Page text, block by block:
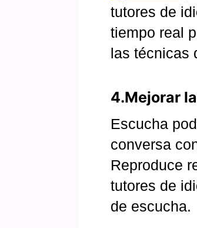
tutores de
tiempo real
las técnicas
4.Mejorar
Escucha
conversa
Reproduce
tutores de
de escucha.